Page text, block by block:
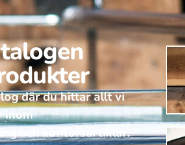
där du hittar allt vi
inom
och kontorsartiklar.